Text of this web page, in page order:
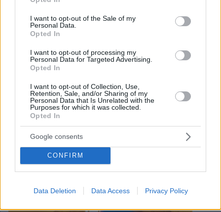
use your data for below specified purposes in below Google
consent section.
I want to opt-out of the Sale of my
Personal Data.
Opted In
I want to opt-out of processing my
Personal Data for Targeted Advertising.
Opted In
I want to opt-out of Collection, Use,
Retention, Sale, and/or Sharing of my
Personal Data that Is Unrelated with the
Purposes for which it was collected.
Opted In
Google consents
CONFIRM
Data Deletion Data Access Privacy Policy
May 22, 2026
Top news Ungheria: Magyar a Vienna, volo diretto
Ungheria-USA, Terminal 1, tariffe taxi – 21 maggio 2026